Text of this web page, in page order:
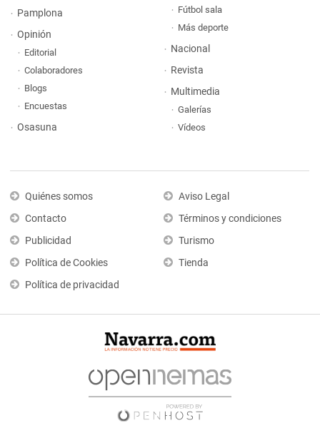
Pamplona
Opinión
Editorial
Colaboradores
Blogs
Encuestas
Osasuna
Fútbol sala
Más deporte
Nacional
Revista
Multimedia
Galerías
Vídeos
Quiénes somos
Contacto
Publicidad
Política de Cookies
Política de privacidad
Aviso Legal
Términos y condiciones
Turismo
Tienda